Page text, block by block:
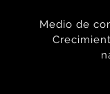
Medio de